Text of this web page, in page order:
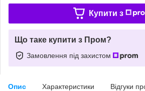
Купити з
Що таке купити з Пром?
Замовлення під захистом
Опис Характеристики Відгуки